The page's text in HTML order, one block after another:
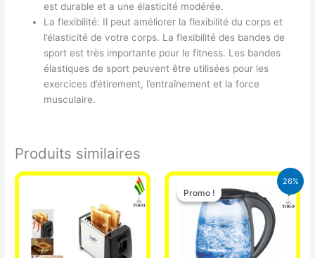
est durable et a une élasticité modérée.
La flexibilité: Il peut améliorer la flexibilité du corps et
l’élasticité de votre corps. La flexibilité des bandes de
sport est très importante pour le fitness. Les bandes
élastiques de sport peuvent être utilisées pour les
exercices d’étirement, l’entraînement et la force
musculaire.
Produits similaires
26%
Promo !
Promo !
Le
prix
initial
16.900 CFA.
Le
prix
actuel
est :
12.500 CFA.